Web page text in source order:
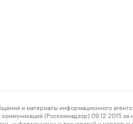
материалы информационного
(Роскомнадзор) 09.12.2015